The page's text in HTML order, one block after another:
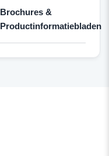
Brochures &
Productinformatiebladen